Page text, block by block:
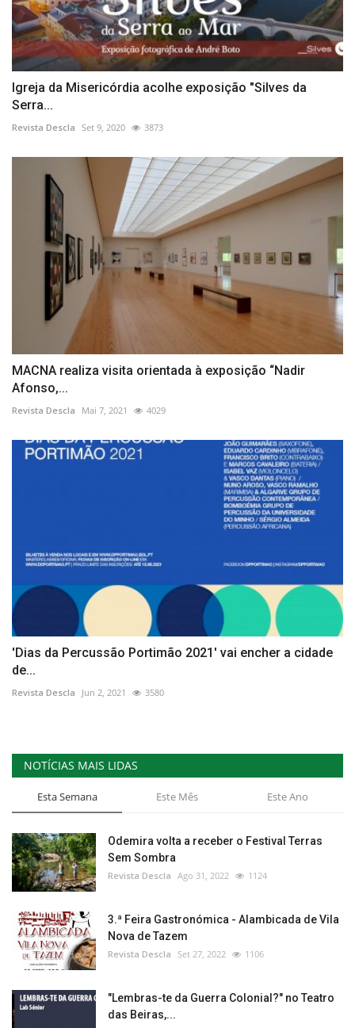
Igreja da Misericórdia acolhe exposição "Silves da
Serra...
Revista Descla Set 9, 2020 3873
MACNA realiza visita orientada à exposição “Nadir
Afonso,...
Revista Descla Mai 7, 2021 4029
'Dias da Percussão Portimão 2021' vai encher a cidade
de...
Revista Descla Jun 2, 2021 3580
NOTÍCIAS MAIS LIDAS
Esta Semana Este Mês Este Ano
Odemira volta a receber o Festival Terras
Sem Sombra
Revista Descla Ago 31, 2022 1124
3.ª Feira Gastronómica - Alambicada de Vila
Nova de Tazem
Revista Descla Set 27, 2022 1106
"Lembras-te da Guerra Colonial?" no Teatro
das Beiras,...